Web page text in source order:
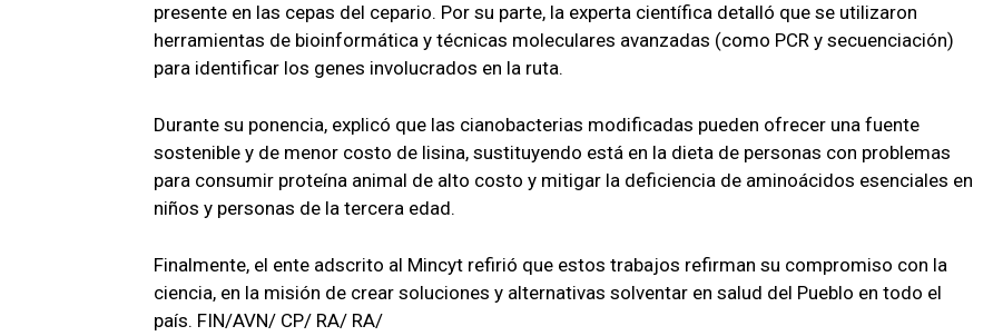
presente en las cepas del cepario. Por su parte, la experta científica detalló que se utilizaron
herramientas de bioinformática y técnicas moleculares avanzadas (como PCR y secuenciación)
para identificar los genes involucrados en la ruta.
Durante su ponencia, explicó que las cianobacterias modificadas pueden ofrecer una fuente
sostenible y de menor costo de lisina, sustituyendo está en la dieta de personas con problemas
para consumir proteína animal de alto costo y mitigar la deficiencia de aminoácidos esenciales en
niños y personas de la tercera edad.
Finalmente, el ente adscrito al Mincyt refirió que estos trabajos refirman su compromiso con la
ciencia, en la misión de crear soluciones y alternativas solventar en salud del Pueblo en todo el
país. FIN/AVN/ CP/ RA/ RA/